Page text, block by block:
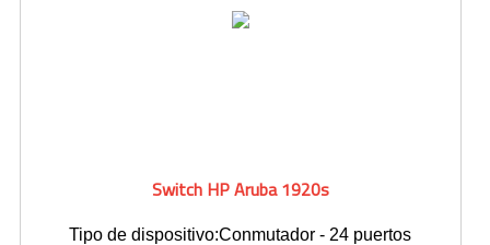
Switch HP Aruba 1920s
Tipo de dispositivo:Conmutador - 24 puertos